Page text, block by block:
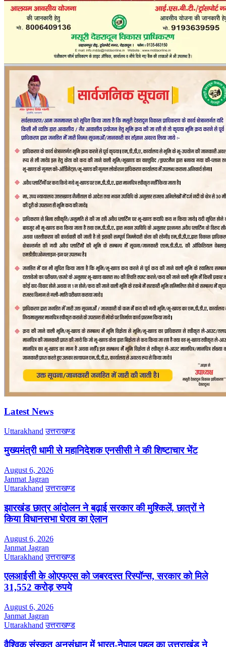
Latest News
Uttarakhand उत्तराखण्ड
मुख्यमंत्री धामी से महानिदेशक एनसीसी ने की शिष्टाचार भेंट
August 6, 2026
Janmat Jagran
Uttarakhand उत्तराखण्ड
झारखंड छात्र आंदोलन ने बढ़ाई सरकार की मुश्किलें, छात्रों ने
किया विधानसभा घेराव का ऐलान
August 6, 2026
Janmat Jagran
Uttarakhand उत्तराखण्ड
एलआईसी के ओएफएस को जबरदस्त रिस्पॉन्स, सरकार को मिले
31,552 करोड़ रुपये
August 6, 2026
Janmat Jagran
Uttarakhand उत्तराखण्ड
वैश्विक संस्कृत अनुसंधान में भारत-नेपाल पहल का उत्तराखंड ने